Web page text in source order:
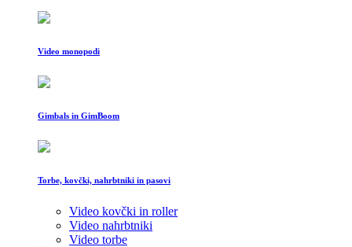
Video monopodi
Gimbals in GimBoom
Torbe, kovčki, nahrbtniki in pasovi
Video kovčki in roller
Video nahrbtniki
Video torbe